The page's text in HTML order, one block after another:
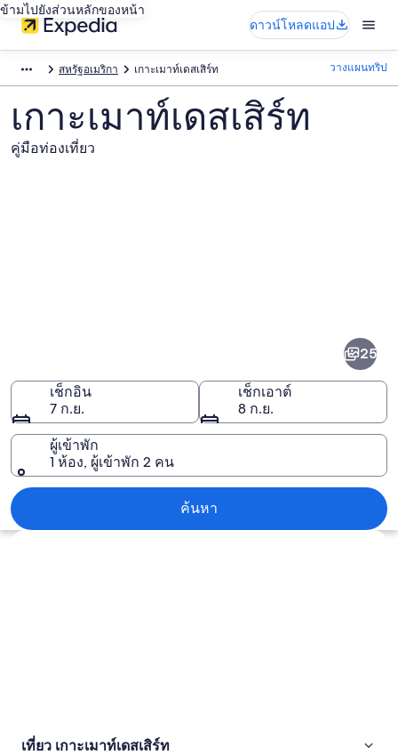
ข้ามไปยังส่วนหลักของหน้า
ดาวน์โหลดแอป
สหรัฐอเมริกา เกาะเมาท์เดสเสิร์ท วางแผนทริป
เกาะเมาท์เดสเสิร์ท
คู่มือท่องเที่ยว
ท์เดส
เสิร์ท
25
เช็กอิน
7 ก.ย.
เช็กเอาต์
8 ก.ย.
ผู้เข้าพัก
1 ห้อง, ผู้เข้าพัก 2 คน
ค้นหา
สำรวจแผนที่
เที่ยว เกาะเมาท์เดสเสิร์ท